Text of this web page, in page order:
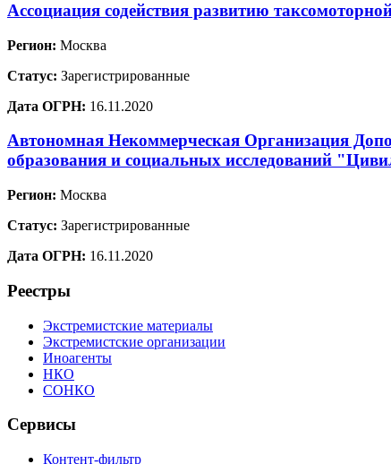
Ассоциация содействия развитию
Регион: Москва
Статус: Зарегистрированные
Дата ОГРН: 16.11.2020
Автономная Некоммерческая Организация
образования и социальных исследований
Регион: Москва
Статус: Зарегистрированные
Дата ОГРН: 16.11.2020
Реестры
Экстремистские материалы
Экстремистские организации
Иноагенты
НКО
СОНКО
Сервисы
Контент-фильтр